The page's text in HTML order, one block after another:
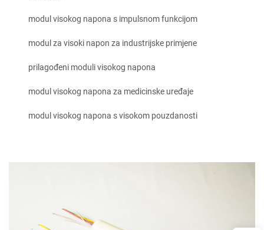
modul visokog napona s impulsnom funkcijom
modul za visoki napon za industrijske primjene
prilagođeni moduli visokog napona
modul visokog napona za medicinske uređaje
modul visokog napona s visokom pouzdanosti